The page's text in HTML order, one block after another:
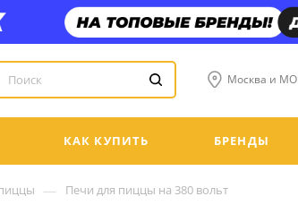
Москва и МО
КАК КУПИТЬ БРЕНДЫ
— Печи для пиццы на 380 вольт